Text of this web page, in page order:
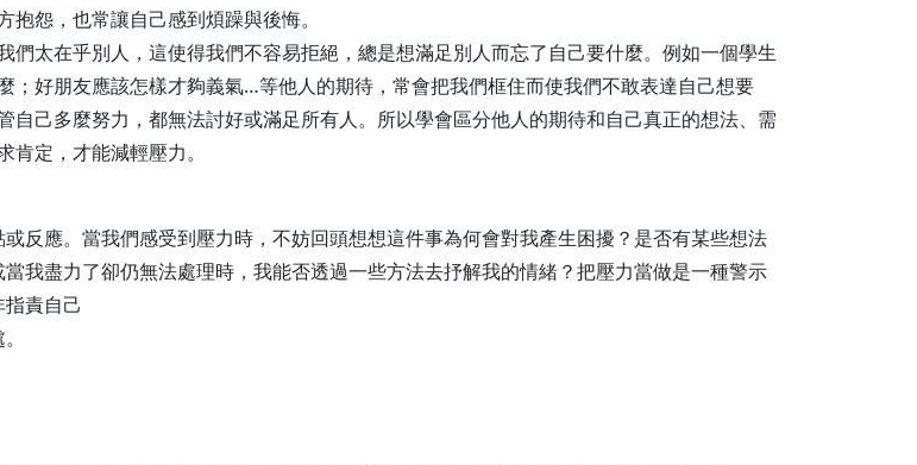
怨，也常讓自己感到煩躁與後悔。
們太在乎別人，這使得我們不容易拒絕，總是想滿足別人而忘了自己要什麼。例如一個學生
；好朋友應該怎樣才夠義氣…等他人的期待，常會把我們框住而使我們不敢表達自己想要
自己多麼努力，都無法討好或滿足所有人。所以學會區分他人的期待和自己真正的想法、需
定，才能減輕壓力。
反應。當我們感受到壓力時，不妨回頭想想這件事為何會對我產生困擾？是否有某些想法
我盡力了卻仍無法處理時，我能否透過一些方法去抒解我的情緒？把壓力當做是一種警示
責自己